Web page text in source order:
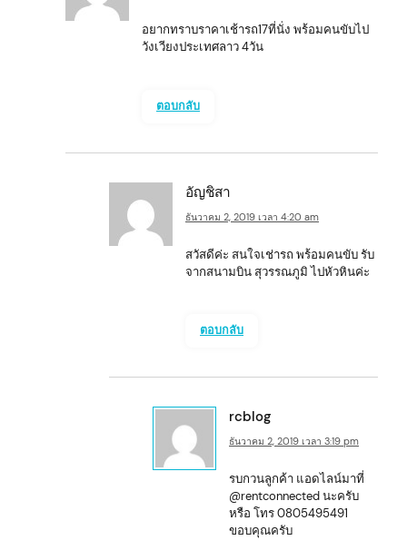
อยากทราบราคาเช้ารถ17ที่นั่ง พร้อมคนขับไป
วังเวียงประเทศลาว 4วัน
ตอบกลับ
อัญชิสา
ธันวาคม 2, 2019 เวลา 4:20 am
สวัสดีค่ะ สนใจเช่ารถ พร้อมคนขับ รับ
จากสนามบิน สุวรรณภูมิ ไปหัวหินค่ะ
ตอบกลับ
rcblog
ธันวาคม 2, 2019 เวลา 3:19 pm
รบกวนลูกค้า แอดไลน์มาที่
@rentconnected นะครับ
หรือ โทร 0805495491
ขอบคุณครับ